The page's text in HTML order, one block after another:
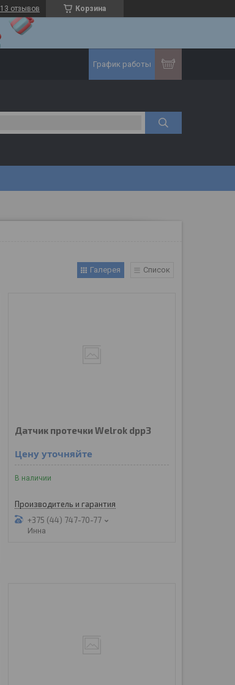
Корзина
13 отзывов
График работы
Галерея Список
Датчик протечки Welrok dpp3
Цену уточняйте
В наличии
Производитель и гарантия
+375 (44) 747-70-77
Инна